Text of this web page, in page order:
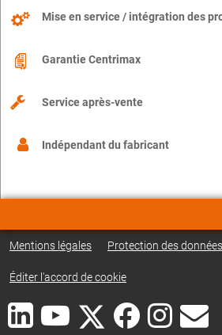
Mise en service / intégration des
Garantie Centrimax
Service après-vente
Indépendant du fabricant
Mentions légales Protection des données
Éditer l'accord de cookie